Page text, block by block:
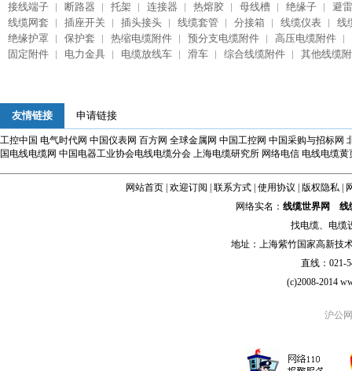
接线端子 断路器 托架 连接器 热熔胶 母线槽 绝缘子
避
线缆网套
插座开关 插头接头 线缆套管 分接箱 线缆仪表
线
绝缘护罩
保护套 热缩电缆附件 预分支电缆附件
高压电缆附件
固定附件
电力金具 电缆放线车 滑车 综合线缆附件 其他线缆
友情链接 申请链接
工控中国 电气时代网 中国仪表网 百方网 全球金属网 中国工控网 中国采购与招标网
国电线电缆网 中国电器工业协会电线电缆分会 上海电缆研究所 网络电信 电线电缆黄
网站首页| 欢迎订阅 联系方式| 使用协议 版权隐私|
网络实名： 线缆世界网
线
找电缆、 电缆
地址：上海紫竹国家高新技
直线：021-
(c)2008-2014
沪公